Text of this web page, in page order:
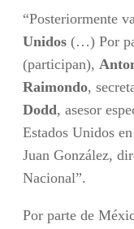
“Posteriormente
Unidos (…) Por
(participan),
Raimondo,
Dodd, asesor
Estados Unidos
Juan González,
Nacional”.
Por parte de